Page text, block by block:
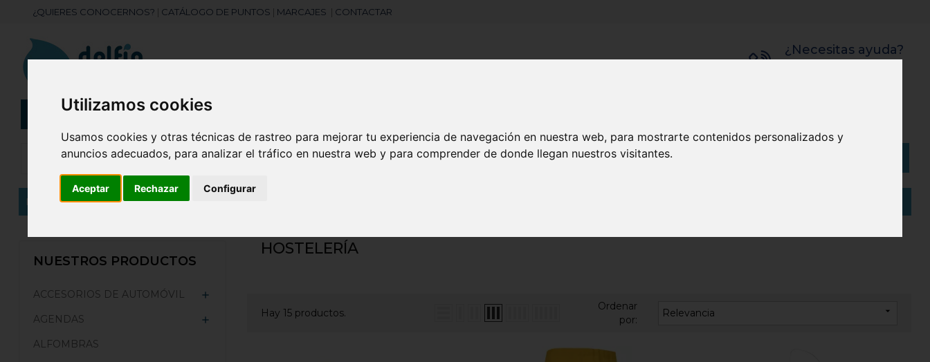
Utilizamos cookies
Usamos cookies y otras técnicas de rastreo para mejorar tu experiencia de navegación en nuestra web, para mostrarte contenidos personalizados y
anuncios adecuados, para analizar el tráfico en nuestra web y para comprender de donde llegan nuestros visitantes.
Aceptar Rechazar Configurar
¿QUIERES CONOCERNOS? CATÁLOGO DE PUNTOS MARCAJES CONTACTAR
¿Necesitas ayuda?
CATEGORÍAS Botellas
search
Inicio ROPA LABORAL Hostelería
NUESTROS PRODUCTOS
ACCESORIOS DE AUTOMÓVIL 
AGENDAS 
ALFOMBRAS
HOSTELERÍA
Hay 15 productos.
Ordenar
por:
Relevancia 